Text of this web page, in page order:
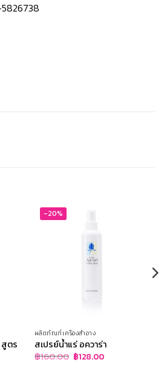
ตร
-20%
ผลิตภัณฑ์เครื่องสำอาง
สเปรย์น้ำแร่ อควาร่า
฿160.00 Original
price
฿128.00Current
price